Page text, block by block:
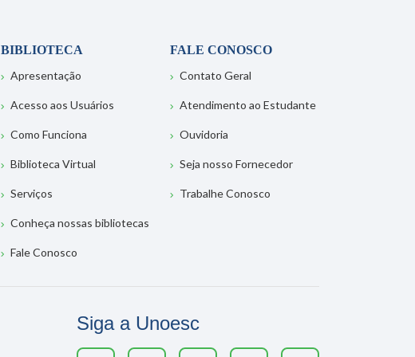
BIBLIOTECA
Apresentação
Acesso aos Usuários
Como Funciona
Biblioteca Virtual
Serviços
Conheça nossas bibliotecas
Fale Conosco
FALE CONOSCO
Contato Geral
Atendimento ao Estudante
Ouvidoria
Seja nosso Fornecedor
Trabalhe Conosco
Siga a Unoesc